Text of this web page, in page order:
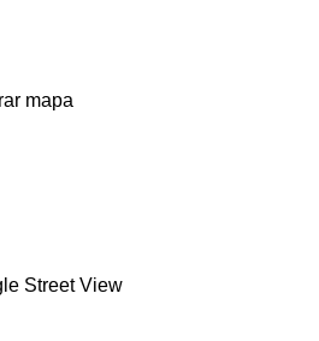
mapa
Street View